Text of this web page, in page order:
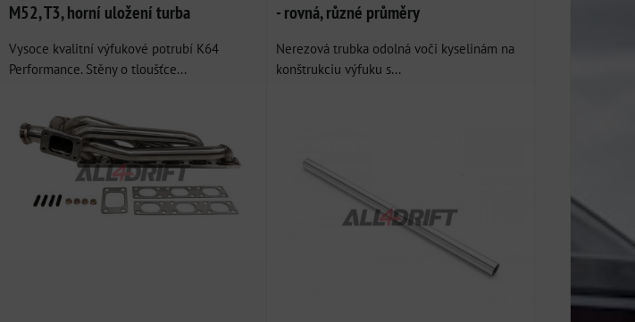
M52, T3, horní uložení turba
Vysoce kvalitní výfukové potrubí K64
Performance. Stěny o tloušťce...
- rovná, různé průměry
Nerezová trubka odolná voči kyselinám na
konštrukciu výfuku s...